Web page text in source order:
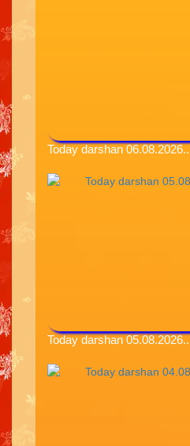
Today darshan 06.08.2026..
Today darshan 05.08.2026..